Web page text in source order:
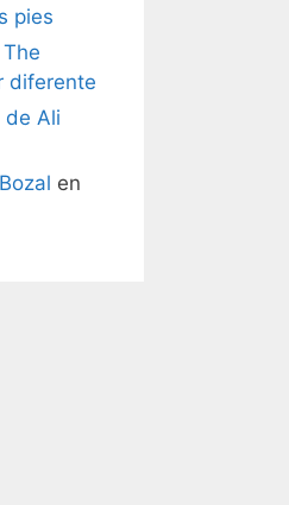
pies
The
diferente
de Ali
en